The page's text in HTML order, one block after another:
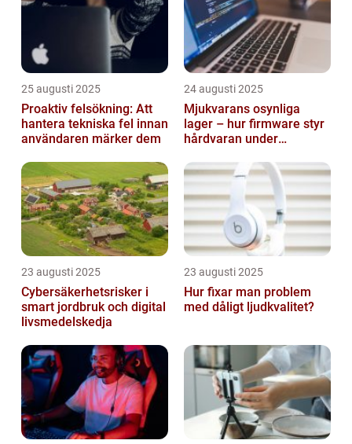
25 augusti 2025
Proaktiv felsökning: Att
hantera tekniska fel innan
användaren märker dem
24 augusti 2025
Mjukvarans osynliga
lager – hur firmware styr
hårdvaran under
23 augusti 2025
Cybersäkerhetsrisker i
smart jordbruk och digital
livsmedelskedja
23 augusti 2025
Hur fixar man problem
med dåligt ljudkvalitet?